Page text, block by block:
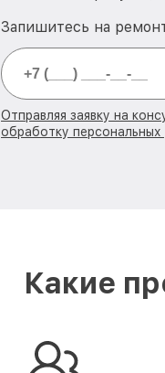
Запишитесь на
Отправляя заявку на
обработку
Какие